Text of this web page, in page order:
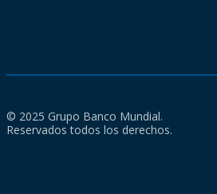
© 2025 Grupo Banco Mundial.
Reservados todos los derechos.